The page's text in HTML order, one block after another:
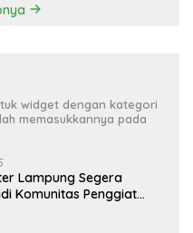
widget dengan kategori
memasukkannya pada
Lampung Segera
Komunitas Penggiat